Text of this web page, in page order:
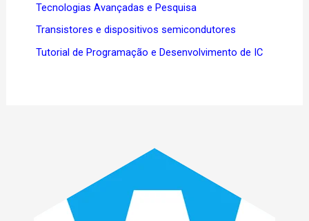
Tecnologias Avançadas e Pesquisa
Transistores e dispositivos semicondutores
Tutorial de Programação e Desenvolvimento de IC